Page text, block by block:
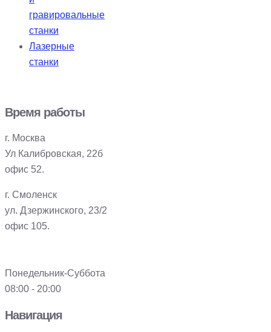
гравировальные
станки
Лазерные
станки
Время работы
г. Москва
Ул Калибровская, 22б
офис 52.
г. Смоленск
ул. Дзержинского, 23/2
офис 105.
Понедельник-Суббота
08:00 - 20:00
Навигация